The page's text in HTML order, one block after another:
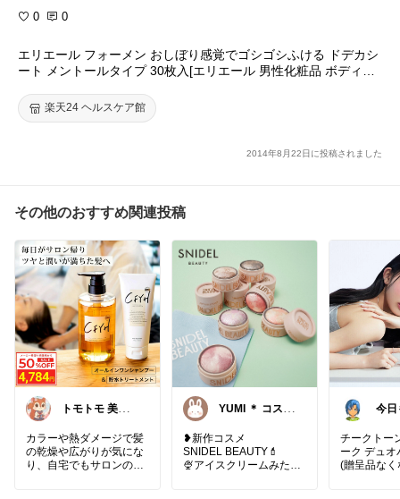
0 0
エリエール フォーメン おしぼり感覚でゴシゴシふける ドデカシ
ート メントールタイプ 30枚入[エリエール 男性化粧品 ボディシ
楽天24 ヘルスケア館
2014年8月22日に投稿されました
その他のおすすめ関連投稿
トモトモ 美
てルーム
カラーや熱ダメージで髪
の乾燥や広がりが気にな
り、自宅でもサロンのよ
YUMI ＊ コスメ
❥︎新作コスメ
SNIDEL BEAUTY💄
🍨アイスクリームみたい
今
チークトー
ーク デュ
(贈呈品な